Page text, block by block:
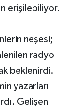
erişilebiliyor.
neşesi;
radyo
beklenirdi.
yazarları
Gelişen